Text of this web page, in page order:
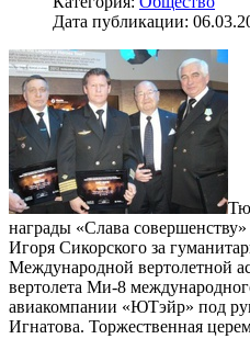
Дата публикации:
награды «Слава
Игоря Сикорского за
Международной вертолетной
вертолета Ми-8
авиакомпании «ЮТэйр» под
Игнатова. Торжественная